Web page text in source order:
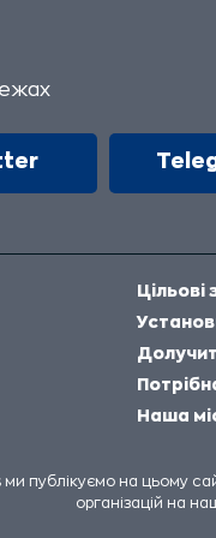
Цільові
Наша
ми публікуємо на цьому
організацій на